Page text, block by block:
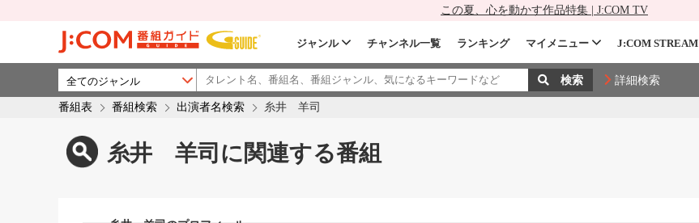
この夏、心を動かす作品特集 | J:COM TV
ジャンル チャンネル一覧 ランキング マイメニュー J:COM STREAM
詳細検索
番組表 番組検索 出演者名検索 糸井 羊司
糸井 羊司に関連する番組